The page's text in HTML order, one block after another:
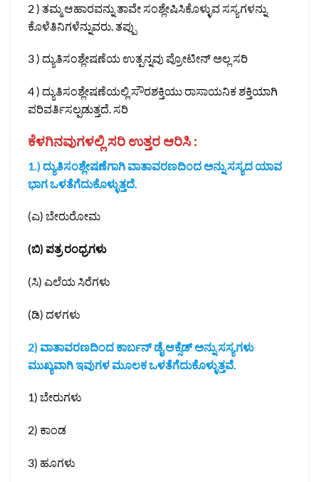
2 ) ತಮ್ಮ ಆಹಾರವನ್ನು ತಾವೇ ಸಂಶ್ಲೇಷಿಸಿಕೊಳ್ಳುವ ಸಸ್ಯಗಳನ್ನು
ಕೊಳೆತಿನಿಗಳೆನ್ನುವರು. ತಪ್ಪು
3 ) ದ್ಯುತಿಸಂಶ್ಲೇಷಣೆಯ ಉತ್ಪನ್ನವು ಪ್ರೋಟೀನ್ ಅಲ್ಲ ಸರಿ
4 ) ದ್ಯುತಿಸಂಶ್ಲೇಷಣೆಯಲ್ಲಿ ಸೌರಶಕ್ತಿಯು ರಾಸಾಯನಿಕ ಶಕ್ತಿಯಾಗಿ
ಪರಿವರ್ತಿಸಲ್ಪಡುತ್ತದೆ. ಸರಿ
ಕೆಳಗಿನವುಗಳಲ್ಲಿ ಸರಿ ಉತ್ತರ ಆರಿಸಿ :
1.) ದ್ಯುತಿಸಂಶ್ಲೇಷಣೆಗಾಗಿ ವಾತಾವರಣದಿಂದ ಅನ್ನು ಸಸ್ಯದ ಯಾವ
ಭಾಗ ಒಳತೆಗೆದುಕೊಳ್ಳುತ್ತದೆ.
(ಎ) ಬೇರುರೋಮ
(ಬಿ) ಪತ್ರ ರಂಧ್ರಗಳು
(ಸಿ) ಎಲೆಯ ಸಿರೆಗಳು
(ಡಿ) ದಳಗಳು
2) ವಾತಾವರಣದಿಂದ ಕಾರ್ಬನ್‌ ಡೈ ಆಕ್ಸೆಡ್ ಅನ್ನು ಸಸ್ಯಗಳು
ಮುಖ್ಯವಾಗಿ ಇವುಗಳ ಮೂಲಕ ಒಳತೆಗೆದುಕೊಳ್ಳುತ್ತವೆ.
1) ಬೇರುಗಳು
2) ಕಾಂಡ
3) ಹೂಗಳು